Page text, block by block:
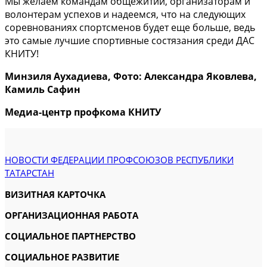
волонтерам успехов и надеемся, что на следующих
соревнованиях спортсменов будет еще больше, ведь
это самые лучшие спортивные состязания среди ДАС
КНИТУ!
Минзиля Аухадиева, Фото: Александра Яковлева,
Камиль Сафин
Медиа-центр профкома КНИТУ
НОВОСТИ ФЕДЕРАЦИИ ПРОФСОЮЗОВ РЕСПУБЛИКИ
ТАТАРСТАН
ВИЗИТНАЯ КАРТОЧКА
ОРГАНИЗАЦИОННАЯ РАБОТА
СОЦИАЛЬНОЕ ПАРТНЕРСТВО
СОЦИАЛЬНОЕ РАЗВИТИЕ